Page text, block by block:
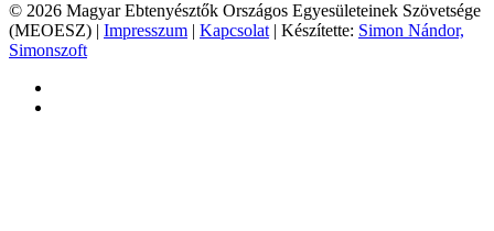
© 2026 Magyar Ebtenyésztők Országos Egyesületeinek Szövetsége
(MEOESZ) | Impresszum | Kapcsolat | Készítette: Simon Nándor,
Simonszoft